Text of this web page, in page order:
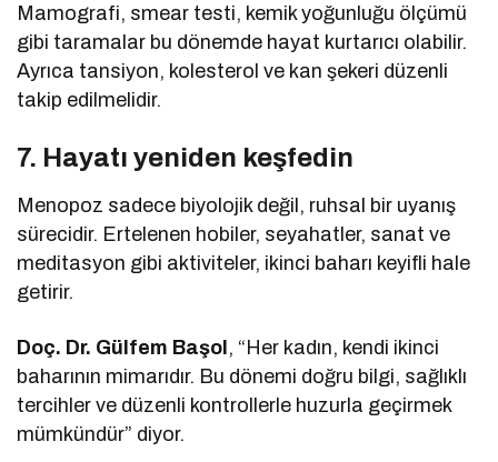
Mamografi, smear testi, kemik yoğunluğu ölçümü
gibi taramalar bu dönemde hayat kurtarıcı olabilir.
Ayrıca tansiyon, kolesterol ve kan şekeri düzenli
takip edilmelidir.
7. Hayatı yeniden keşfedin
Menopoz sadece biyolojik değil, ruhsal bir uyanış
sürecidir. Ertelenen hobiler, seyahatler, sanat ve
meditasyon gibi aktiviteler, ikinci baharı keyifli hale
getirir.
Doç. Dr. Gülfem Başol, “Her kadın, kendi ikinci
baharının mimarıdır. Bu dönemi doğru bilgi, sağlıklı
tercihler ve düzenli kontrollerle huzurla geçirmek
mümkündür” diyor.